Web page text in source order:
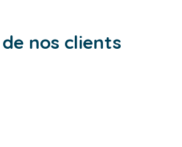
de nos clients